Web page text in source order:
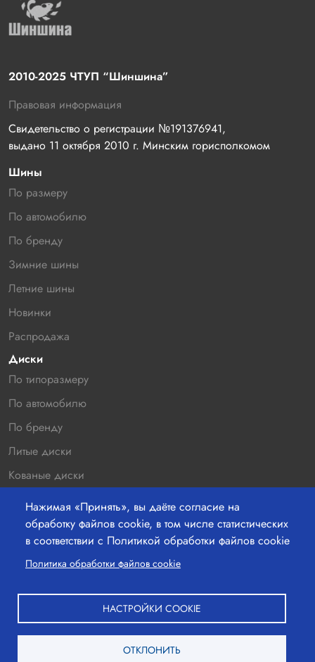
Нажимая «Принять», вы даёте согласие на
обработку файлов cookie, в том числе статистических
в соответствии с Политикой обработки файлов cookie
Политика обработки файлов cookie
НАСТРОЙКИ COOKIE
ОТКЛОНИТЬ
2010-2025 ЧТУП “Шиншина”
Правовая информация
Свидетельство о регистрации №191376941,
выдано 11 октября 2010 г. Минским горисполкомом
Шины
По размеру
По автомобилю
По бренду
Зимние шины
Летние шины
Новинки
Распродажа
Диски
По типоразмеру
По автомобилю
По бренду
Литые диски
Кованые диски
Новинки
Распродажа
Контакты
220036 г.Минск, Бетонный проезд 19а, офис 211
+37529-363-05-00
+37517-363-25-00